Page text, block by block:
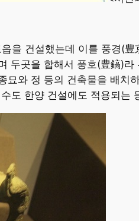
을 건설했는데 이를 풍경(
두곳을 합해서 풍호(豊鎬)
와 정 등의 건축물을 배치
도 한양 건설에도 적용되는